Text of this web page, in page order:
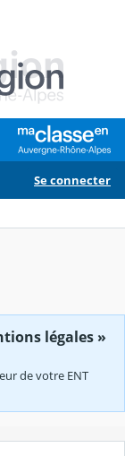
Se connecter
légales »
de votre ENT